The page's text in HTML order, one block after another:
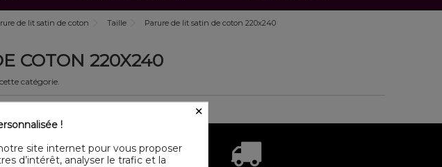
de lit satin de coton Taille Parure de lit satin de coton 220x240
COTON 220X240
catégorie.
×
!
site internet pour vous proposer
d’intérêt, analyser le trafic et la